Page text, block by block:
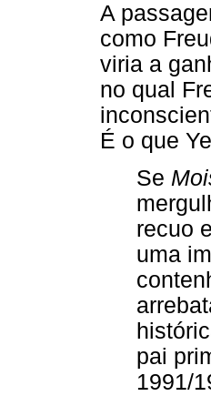
A
como
viria a
no qual
É o que
Se
recuo
uma
pai
1991/